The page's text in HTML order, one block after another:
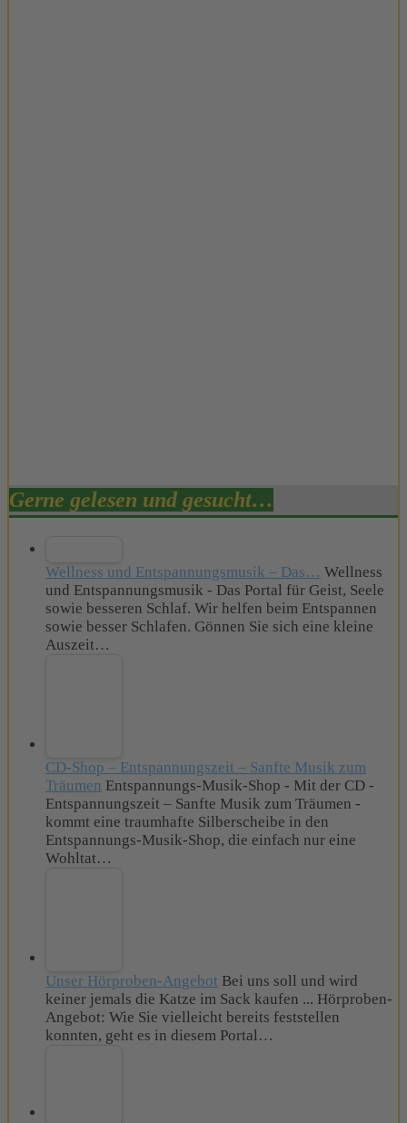
Gerne gelesen und gesucht…
Wellness und Entspannungsmusik – Das… Wellness
und Entspannungsmusik - Das Portal für Geist, Seele
sowie besseren Schlaf. Wir helfen beim Entspannen
sowie besser Schlafen. Gönnen Sie sich eine kleine
Auszeit…
CD-Shop – Entspannungszeit – Sanfte Musik zum
Träumen Entspannungs-Musik-Shop - Mit der CD -
Entspannungszeit – Sanfte Musik zum Träumen -
kommt eine traumhafte Silberscheibe in den
Entspannungs-Musik-Shop, die einfach nur eine
Wohltat…
Unser Hörproben-Angebot Bei uns soll und wird
keiner jemals die Katze im Sack kaufen ... Hörproben-
Angebot: Wie Sie vielleicht bereits feststellen
konnten, geht es in diesem Portal…